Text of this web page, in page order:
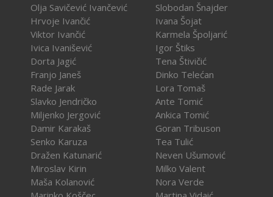
Olja Savičević Ivančević
Hrvoje Ivančić
Viktor Ivančić
Ivica Ivanišević
Dorta Jagić
Franjo Janeš
Rade Jarak
Slavko Jendričko
Miljenko Jergović
Damir Karakaš
Senko Karuza
Dražen Katunarić
Miroslav Kirin
Maša Kolanović
Slobodan Šnajder
Ivana Šojat
Karmela Špoljarić
Igor Štiks
Tena Štivičić
Dinko Telećan
Lora Tomaš
Ante Tomić
Ankica Tomić
Goran Tribuson
Tea Tulić
Neven Ušumović
Milko Valent
Nora Verde